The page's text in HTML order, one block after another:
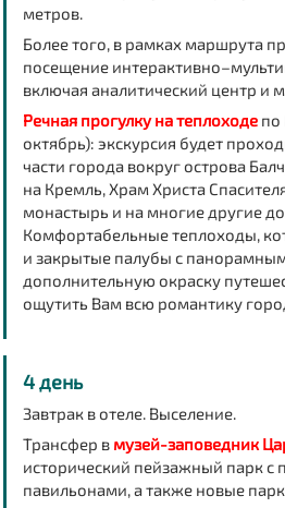
метров.
Более того, в рамках маршрута
посещение
включая аналитический центр и
Речная прогулку на теплоходепо
октябрь): экскурсия будет
части города вокруг острова
на Кремль, Храм Христа
монастырь и на многие другие
Комфортабельные теплоходы,
и закрытые палубы с
дополнительную окраску
ощутить Вам всю романтику
4 день
Завтрак в отеле. Выселение.
Трансфер в музей-заповедник
исторический пейзажный парк с
павильонами, а также новые